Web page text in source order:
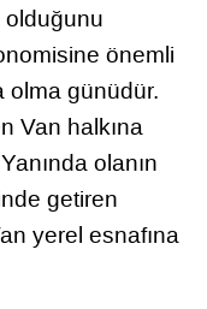
olduğunu
önemli
olma günüdür.
Van halkına
olanın
getiren
yerel esnafına